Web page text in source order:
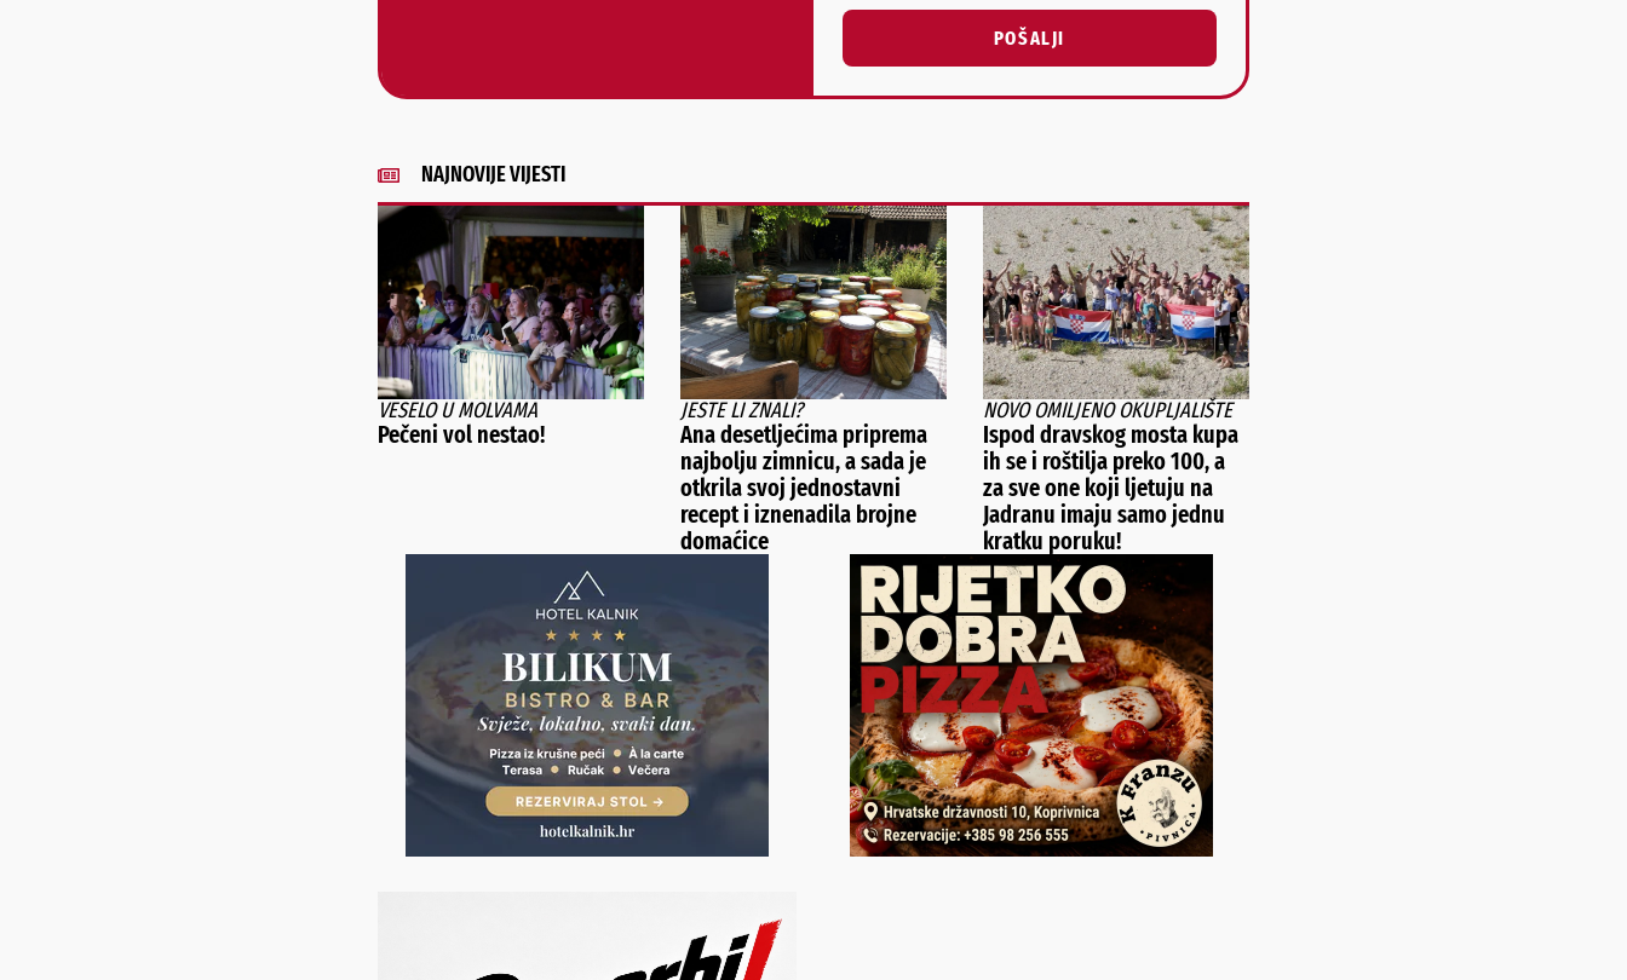
POŠALJI
NAJNOVIJE VIJESTI
VESELO U MOLVAMA
Pečeni vol nestao!
JESTE LI ZNALI?
Ana desetljećima priprema
najbolju zimnicu, a sada je
otkrila svoj jednostavni
recept i iznenadila brojne
domaćice
NOVO OMILJENO OKUPLJALIŠTE
Ispod dravskog mosta kupa
ih se i roštilja preko 100, a
za sve one koji ljetuju na
Jadranu imaju samo jednu
kratku poruku!